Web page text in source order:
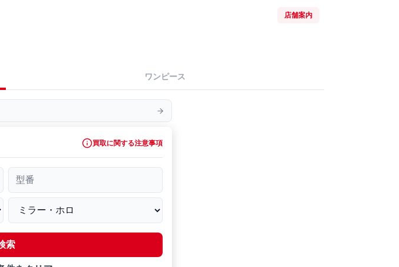
店舗案内
ワンピース
買取に関する注意事項
型番
索